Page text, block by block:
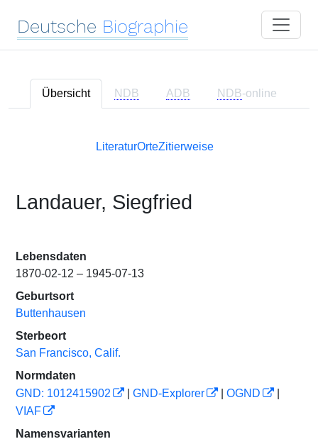
Deutsche Biographie
Übersicht NDB ADB NDB-online
LiteraturOrteZitierweise
Landauer, Siegfried
Lebensdaten
1870-02-12 – 1945-07-13
Geburtsort
Buttenhausen
Sterbeort
San Francisco, Calif.
Normdaten
GND: 1012415902
GND-Explorer OGND
VIAF
Namensvarianten